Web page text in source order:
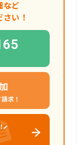
など
い！
求！